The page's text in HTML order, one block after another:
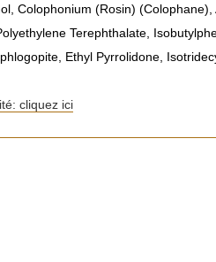
Colophonium (Rosin)
Terephthalate,
Ethyl Pyrrolidone,
cliquez ici